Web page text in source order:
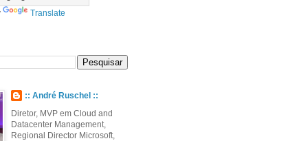
Translate
:: André Ruschel ::
Diretor, MVP em Cloud and
Datacenter Management,
Regional Director Microsoft,